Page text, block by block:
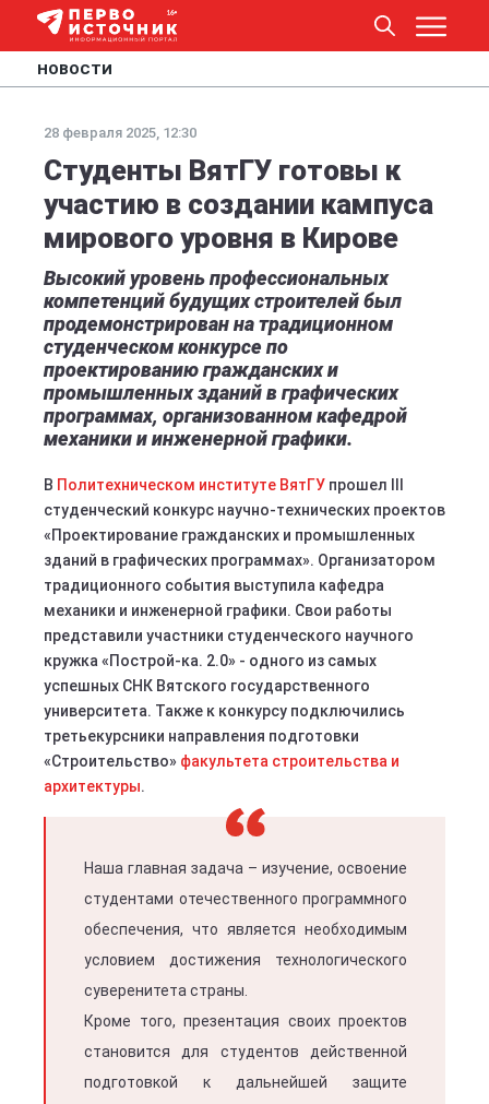
НОВОСТИ
28 февраля 2025, 12:30
Студенты ВятГУ готовы к
участию в создании кампуса
мирового уровня в Кирове
Высокий уровень профессиональных
компетенций будущих строителей был
продемонстрирован на традиционном
студенческом конкурсе по
проектированию гражданских и
промышленных зданий в графических
программах, организованном кафедрой
механики и инженерной графики.
В Политехническом институте ВятГУ прошел III
студенческий конкурс научно-технических проектов
«Проектирование гражданских и промышленных
зданий в графических программах». Организатором
традиционного события выступила кафедра
механики и инженерной графики. Свои работы
представили участники студенческого научного
кружка «Построй-ка. 2.0» - одного из самых
успешных СНК Вятского государственного
университета. Также к конкурсу подключились
третьекурсники направления подготовки
«Строительство» факультета строительства и
архитектуры.
Наша главная задача – изучение, освоение
студентами отечественного программного
обеспечения, что является необходимым
условием достижения технологического
суверенитета страны.
Кроме того, презентация своих проектов
становится для студентов действенной
подготовкой к дальнейшей защите